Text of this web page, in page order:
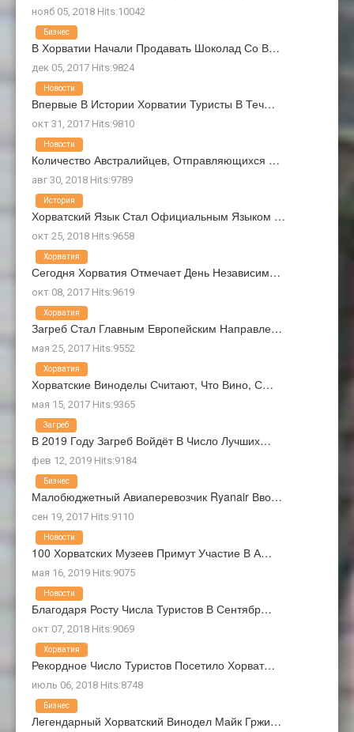
нояб 05, 2018 Hits:10042
В Хорватии Начали Продавать Шоколад Со В…
дек 05, 2017 Hits:9824
Бизнес
Впервые В Истории Хорватии Туристы В Теч…
окт 31, 2017 Hits:9810
Новости
Количество Австралийцев, Отправляющихся …
авг 30, 2018 Hits:9789
Новости
Хорватский Язык Стал Официальным Языком …
окт 25, 2018 Hits:9658
История
Сегодня Хорватия Отмечает День Независим…
окт 08, 2017 Hits:9619
Хорватия
Загреб Стал Главным Европейским Направле…
мая 25, 2017 Hits:9552
Хорватия
Хорватские Виноделы Считают, Что Вино, С…
мая 15, 2017 Hits:9365
Хорватия
В 2019 Году Загреб Войдёт В Число Лучших…
фев 12, 2019 Hits:9184
Загреб
Малобюджетный Авиаперевозчик Ryanair Вво…
сен 19, 2017 Hits:9110
Бизнес
100 Хорватских Музеев Примут Участие В А…
мая 16, 2019 Hits:9075
Новости
Благодаря Росту Числа Туристов В Сентябр…
окт 07, 2018 Hits:9069
Новости
Рекордное Число Туристов Посетило Хорват…
июль 06, 2018 Hits:8748
Хорватия
Легендарный Хорватский Винодел Майк Гржи…
Бизнес